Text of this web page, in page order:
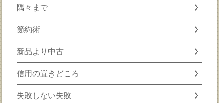
隅々まで chevron_right
節約術 chevron_right
新品より中古 chevron_right
信用の置きどころ chevron_right
失敗しない失敗 chevron_right